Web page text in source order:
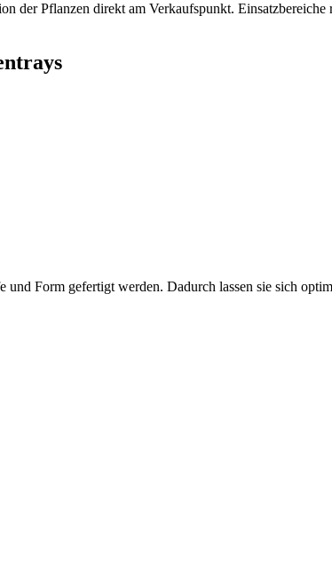
der Pflanzen direkt am Verkaufspunkt.
Form gefertigt werden. Dadurch lassen sie sich